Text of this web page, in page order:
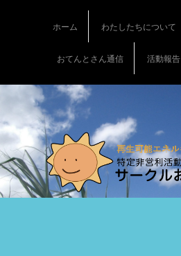
t
e
n
t
ホーム わたしたちについて
おてんとさん通信 活動報告